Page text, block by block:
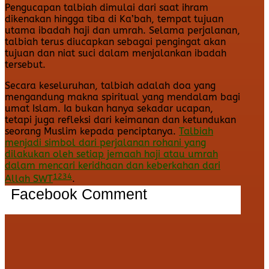
Pengucapan talbiah dimulai dari saat ihram
dikenakan hingga tiba di Ka’bah, tempat tujuan
utama ibadah haji dan umrah. Selama perjalanan,
talbiah terus diucapkan sebagai pengingat akan
tujuan dan niat suci dalam menjalankan ibadah
tersebut.
Secara keseluruhan, talbiah adalah doa yang
mengandung makna spiritual yang mendalam bagi
umat Islam. Ia bukan hanya sekadar ucapan,
tetapi juga refleksi dari keimanan dan ketundukan
seorang Muslim kepada penciptanya. Talbiah
menjadi simbol dari perjalanan rohani yang
dilakukan oleh setiap jemaah haji atau umrah
dalam mencari keridhaan dan keberkahan dari
Allah SWT1 234.
Facebook Comment